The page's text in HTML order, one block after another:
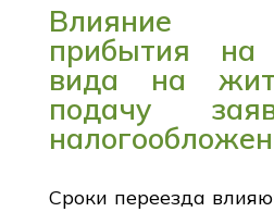
Влияние
прибытия на
вида на
подачу
Сроки переезда